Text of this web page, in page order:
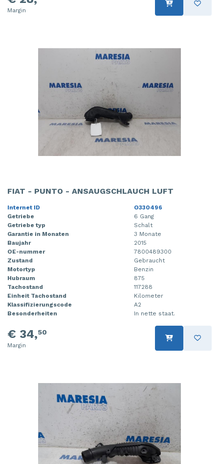
Margin
FIAT - PUNTO - ANSAUGSCHLAUCH LUFT
Internet ID
O330496
Getriebe
6 Gang
Getriebe typ
Schalt
Garantie in Monaten
3 Monate
Baujahr
2015
OE-nummer
7800489300
Zustand
Gebraucht
Motortyp
Benzin
Hubraum
875
Tachostand
117288
Einheit Tachostand
Kilometer
Klassifizierungscode
A2
Besonderheiten
In nette staat.
€ 34,50
Margin